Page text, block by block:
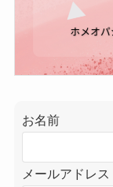
お名前
メールアドレス